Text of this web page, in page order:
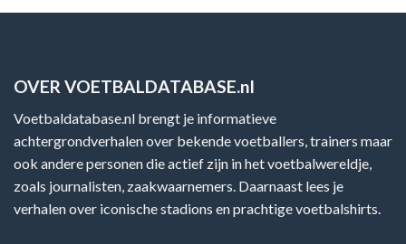
OVER VOETBALDATABASE.nl
Voetbaldatabase.nl brengt je informatieve
achtergrondverhalen over bekende voetballers, trainers maar
ook andere personen die actief zijn in het voetbalwereldje,
zoals journalisten, zaakwaarnemers. Daarnaast lees je
verhalen over iconische stadions en prachtige voetbalshirts.